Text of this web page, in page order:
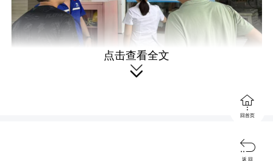
此次排查行动重点围绕消防设施配
点击查看全文


回首页

返 回